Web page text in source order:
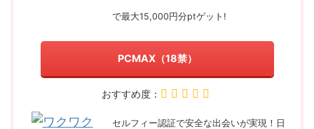
で最大15,000円分ptゲット!
PCMAX（18禁）
おすすめ度：
セルフィー認証で安全な出会いが実現！日